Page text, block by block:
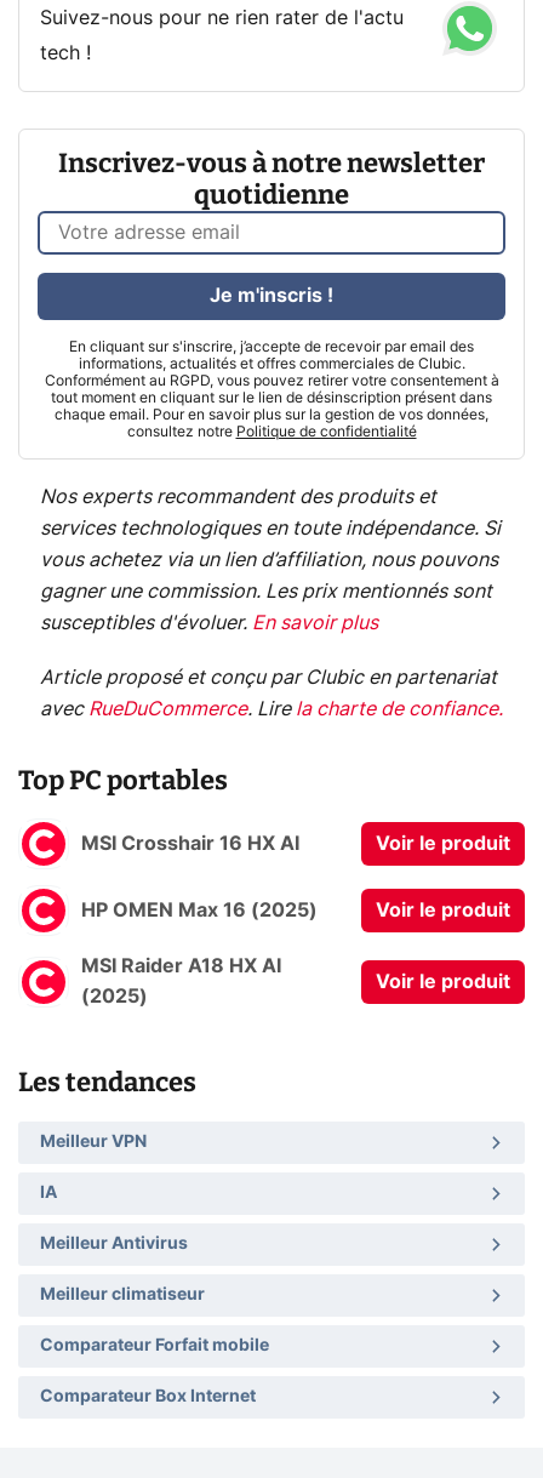
Suivez-nous pour ne rien rater de l'actu
tech !
Inscrivez-vous à notre newsletter
quotidienne
En cliquant sur s'inscrire, j’accepte de recevoir par email des
informations, actualités et offres commerciales de Clubic.
Conformément au RGPD, vous pouvez retirer votre consentement à
tout moment en cliquant sur le lien de désinscription présent dans
chaque email. Pour en savoir plus sur la gestion de vos données,
consultez notre Politique de confidentialité
Je m'inscris !
Nos experts recommandent des produits et
services technologiques en toute indépendance. Si
vous achetez via un lien d’affiliation, nous pouvons
gagner une commission. Les prix mentionnés sont
susceptibles d'évoluer. En savoir plus
Article proposé et conçu par Clubic en partenariat
avec RueDuCommerce. Lire la charte de confiance.
Top PC portables
MSI Crosshair 16 HX AI Voir le produit
HP OMEN Max 16 (2025) Voir le produit
MSI Raider A18 HX AI
(2025)
Voir le produit
Les tendances
Meilleur VPN
IA
Meilleur Antivirus
Meilleur climatiseur
Comparateur Forfait mobile
Comparateur Box Internet